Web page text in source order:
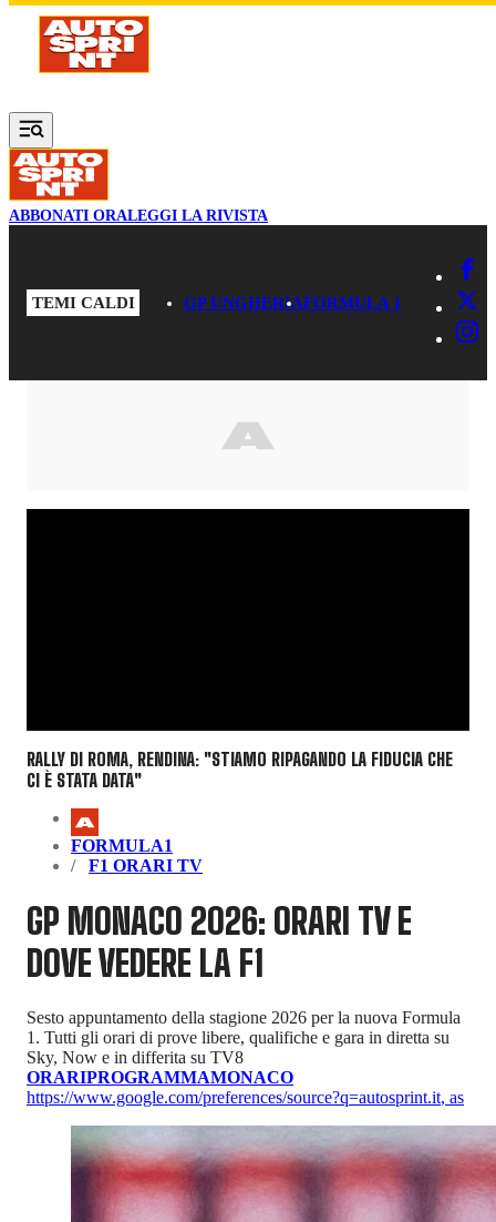
Vai al contenuto principale
ABBONATI ORALEGGI LA RIVISTA
TEMI CALDI GP UNGHERIAFORMULA 1
RALLY DI ROMA, RENDINA: "STIAMO RIPAGANDO LA FIDUCIA CHE
CI È STATA DATA"
FORMULA1
F1 ORARI TV
GP MONACO 2026: ORARI TV E
DOVE VEDERE LA F1
Sesto appuntamento della stagione 2026 per la nuova Formula
1. Tutti gli orari di prove libere, qualifiche e gara in diretta su
Sky, Now e in differita su TV8
ORARIPROGRAMMAMONACO
https://www.google.com/preferences/source?q=autosprint.it, as